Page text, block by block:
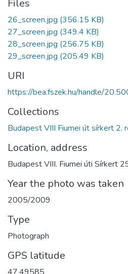
Files
26_screen.jpg (356.15 KB)
27_screen.jpg (349.4 KB)
28_screen.jpg (256.75 KB)
29_screen.jpg (205.49 KB)
URI
https://bea.fszek.hu/handle/
Collections
Budapest VIII Fiumei út sírkert 2.
Location, address
Budapest VIII. Fiumei úti Sírkert
Year the photo was taken
2005/2009
Type
Photograph
GPS latitude
47.49585